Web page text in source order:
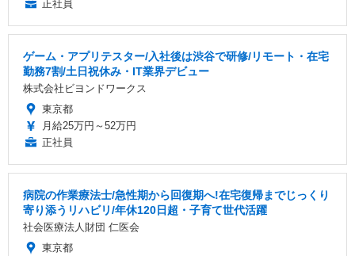
正社員
ゲーム・アプリテスター/入社後は渋谷で研修/リモート・在宅
勤務7割/土日祝休み・IT業界デビュー
株式会社ビヨンドワークス
東京都
月給25万円～52万円
正社員
病院の作業療法士/急性期から回復期へ!在宅復帰までじっくり
寄り添うリハビリ/年休120日超・子育て世代活躍
社会医療法人財団 仁医会
東京都